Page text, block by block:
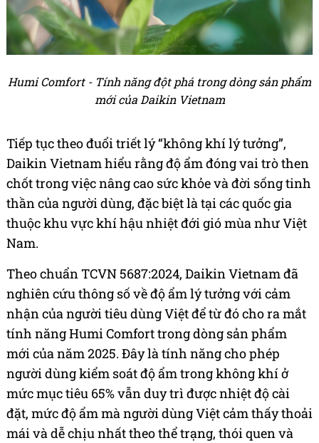
Humi Comfort - Tính năng đột phá trong dòng sản phẩm
mới của Daikin Vietnam
Tiếp tục theo đuổi triết lý “không khí lý tưởng”,
Daikin Vietnam hiểu rằng độ ẩm đóng vai trò then
chốt trong việc nâng cao sức khỏe và đời sống tinh
thần của người dùng, đặc biệt là tại các quốc gia
thuộc khu vực khí hậu nhiệt đới gió mùa như Việt
Nam.
Theo chuẩn TCVN 5687:2024, Daikin Vietnam đã
nghiên cứu thông số về độ ẩm lý tưởng với cảm
nhận của người tiêu dùng Việt để từ đó cho ra mắt
tính năng Humi Comfort trong dòng sản phẩm
mới của năm 2025. Đây là tính năng cho phép
người dùng kiểm soát độ ẩm trong không khí ở
mức mục tiêu 65% vẫn duy trì được nhiệt độ cài
đặt, mức độ ẩm mà người dùng Việt cảm thấy thoải
mái và dễ chịu nhất theo thể trạng, thói quen và